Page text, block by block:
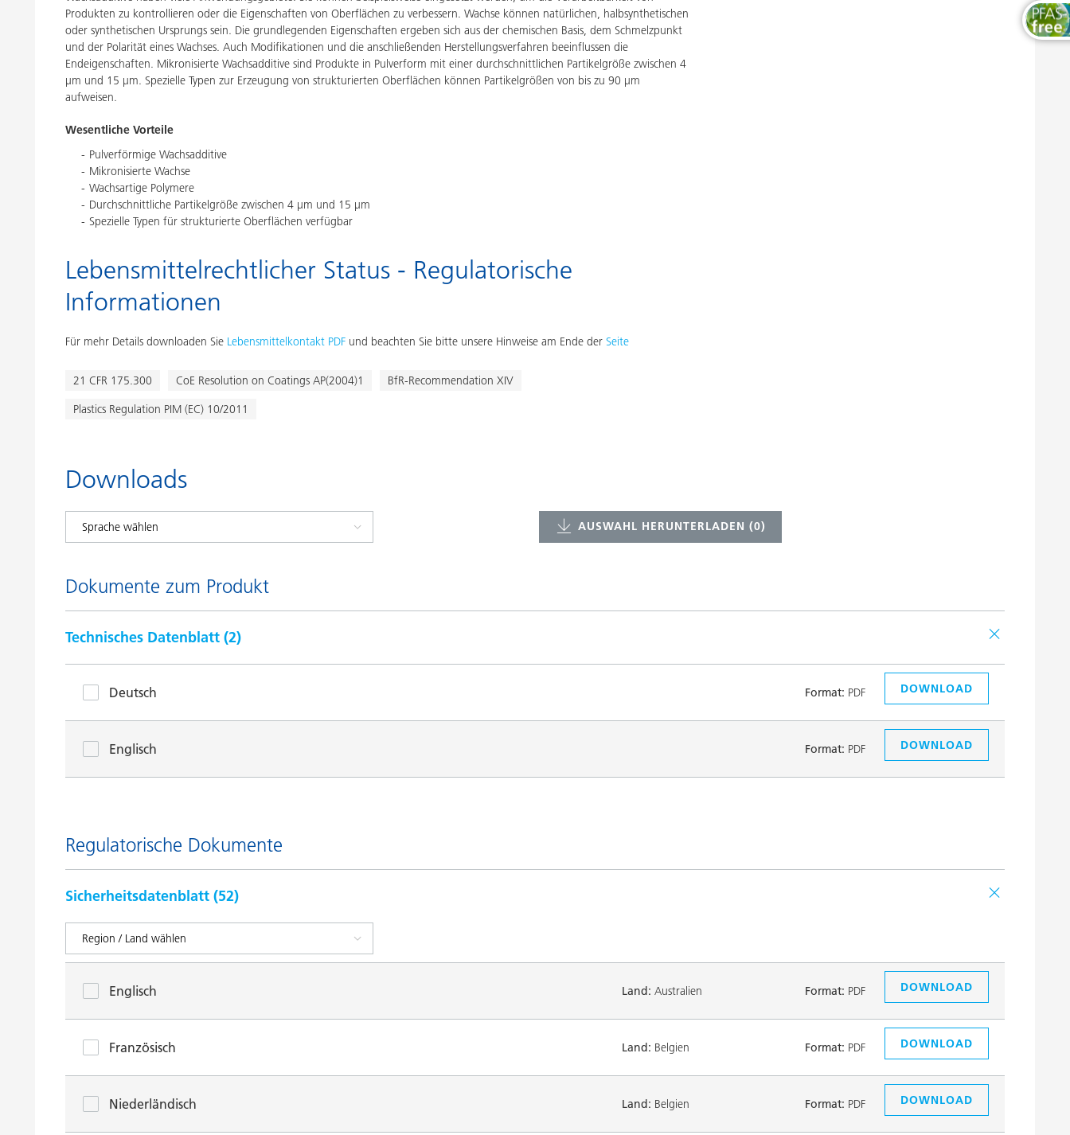
Produkten zu kontrollieren oder die Eigenschaften von Oberflächen zu verbessern. Wachse können natürlichen, halbsynthetischen
oder synthetischen Ursprungs sein. Die grundlegenden Eigenschaften ergeben sich aus der chemischen Basis, dem Schmelzpunkt
und der Polarität eines Wachses. Auch Modifikationen und die anschließenden Herstellungsverfahren beeinflussen die
Endeigenschaften. Mikronisierte Wachsadditive sind Produkte in Pulverform mit einer durchschnittlichen Partikelgröße zwischen 4
μm und 15 μm. Spezielle Typen zur Erzeugung von strukturierten Oberflächen können Partikelgrößen von bis zu 90 μm
aufweisen.
Wesentliche Vorteile
Pulverförmige Wachsadditive
Mikronisierte Wachse
Wachsartige Polymere
Durchschnittliche Partikelgröße zwischen 4 µm und 15 µm
Spezielle Typen für strukturierte Oberflächen verfügbar
Lebensmittelrechtlicher Status - Regulatorische
Informationen
Für mehr Details downloaden Sie Lebensmittelkontakt PDF und beachten Sie bitte unsere Hinweise am Ende der Seite
21 CFR 175.300 CoE Resolution on Coatings AP(2004)1
BfR-Recommendation XIV
Plastics Regulation PIM (EC) 10/2011
Downloads
AUSWAHL HERUNTERLADEN (0)
Dokumente zum Produkt
Technisches Datenblatt (2)
Deutsch Format: PDF DOWNLOAD
Englisch Format: PDF DOWNLOAD
Regulatorische Dokumente
Sicherheitsdatenblatt (52)
Englisch Land: Australien Format: PDF DOWNLOAD
Französisch Land: Belgien Format: PDF DOWNLOAD
Niederländisch Land: Belgien Format: PDF DOWNLOAD